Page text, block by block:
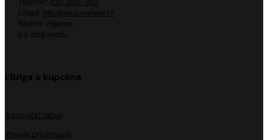
Email: info@musicwheel.hr
Radno vrijeme:
po dogovoru
Briga o kupcima
Korisnički račun
Pravila privatnosti